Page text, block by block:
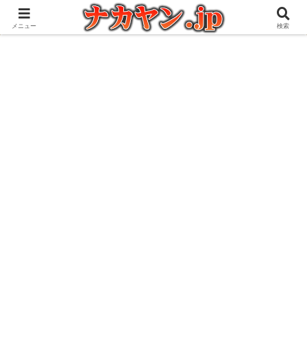
アウトドアとガジェット好きな管理人の愉快な日々を綴るブログ
メニュー 検索